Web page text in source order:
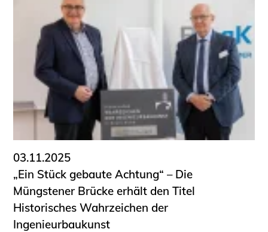
Schüler und Studierende
Projekte für Schülerinnen und Schüler
START.ING. Das Studierenden Praxis-
Programm
Wissenswertes für Studierende
Wettbewerbe für Studierende
BLING.BLING.
Kammer Newsletter
Presse
Kontakt und Anfahrt
Impressum
Datenschutz
03.11.2025
„Ein Stück gebaute Achtung“ – Die
Müngstener Brücke erhält den Titel
Historisches Wahrzeichen der
Ingenieurbaukunst